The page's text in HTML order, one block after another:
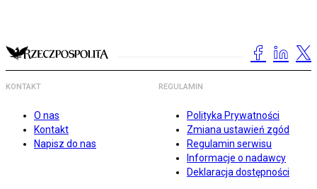
KONTAKT
O nas
Kontakt
Napisz do nas
REGULAMIN
Polityka Prywatności
Zmiana ustawień zgód
Regulamin serwisu
Informacje o nadawcy
Deklaracja dostępności